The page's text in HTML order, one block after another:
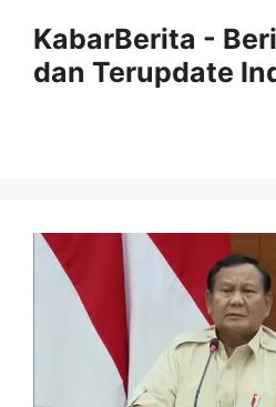
KabarBerita -
dan Terupdate